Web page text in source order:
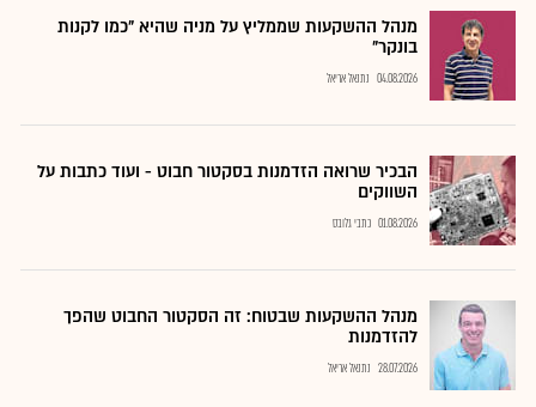
מנהל ההשקעות שממליץ על מניה שהיא "כמו לקנות
בונקר"
04.08.2026 נתנאל אריאל
הבכיר שרואה הזדמנות בסקטור חבוט - ועוד כתבות על
השווקים
01.08.2026 כתבי גלובס
מנהל ההשקעות שבטוח: זה הסקטור החבוט שהפך
להזדמנות
28.07.2026 נתנאל אריאל